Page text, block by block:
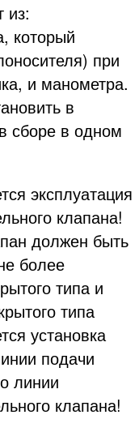
из:
который
при
и манометра.
в
сборе в одном
эксплуатация
клапана!
должен быть
более
типа и
типа
установка
подачи
линии
клапана!